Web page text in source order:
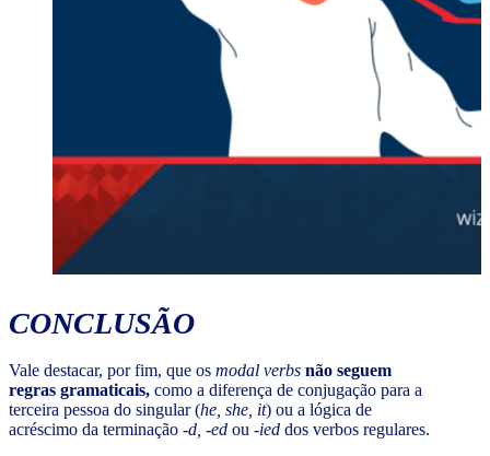
CONCLUSÃO
Vale destacar, por fim, que os modal verbs não seguem
regras gramaticais, como a diferença de conjugação para a
terceira pessoa do singular (he, she, it) ou a lógica de
acréscimo da terminação -d, -ed ou -ied dos verbos regulares.